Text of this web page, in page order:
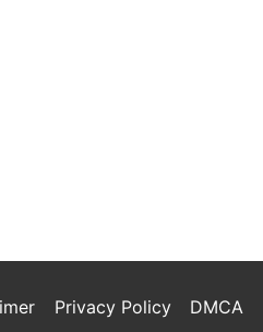
Privacy Policy DMCA